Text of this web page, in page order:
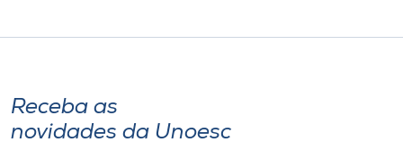
A-
Receba as
novidades da Unoesc